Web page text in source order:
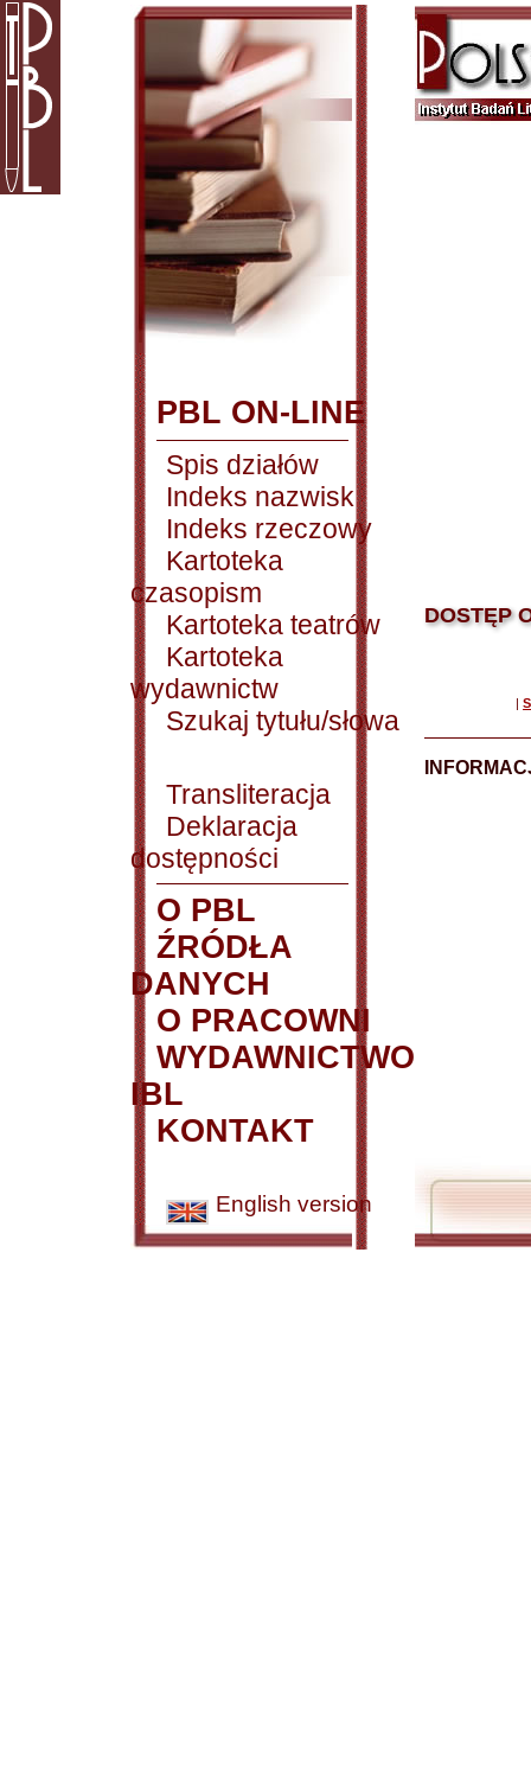
PBL ON-LINE
Spis działów
Indeks nazwisk
Indeks rzeczowy
Kartoteka
czasopism
Kartoteka teatrów
Kartoteka
wydawnictw
Szukaj tytułu/słowa
Transliteracja
Deklaracja
dostępności
O PBL
ŹRÓDŁA
DANYCH
O PRACOWNI
WYDAWNICTWO
IBL
KONTAKT
English version
DOSTĘP
|